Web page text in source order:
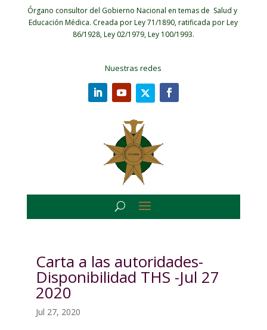
Órgano consultor del Gobierno Nacional en temas de Salud y
Educación Médica. Creada por Ley 71/1890, ratificada por Ley
86/1928, Ley 02/1979, Ley 100/1993.
Nuestras redes
Carta a las autoridades-
Disponibilidad THS -Jul 27
2020
Jul 27, 2020